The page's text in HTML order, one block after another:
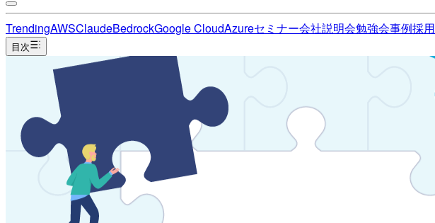
TrendingAWSClaudeBedrockGoogle CloudAzureセミナー会社説明会勉強会事例採用
目次